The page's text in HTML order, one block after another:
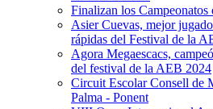
Finalizan los
Asier Cuevas, mejor
rápidas del Festival de la
Agora Megaescacs,
del festival de la AEB 2024
Circuit Escolar Consell de
Palma - Ponent